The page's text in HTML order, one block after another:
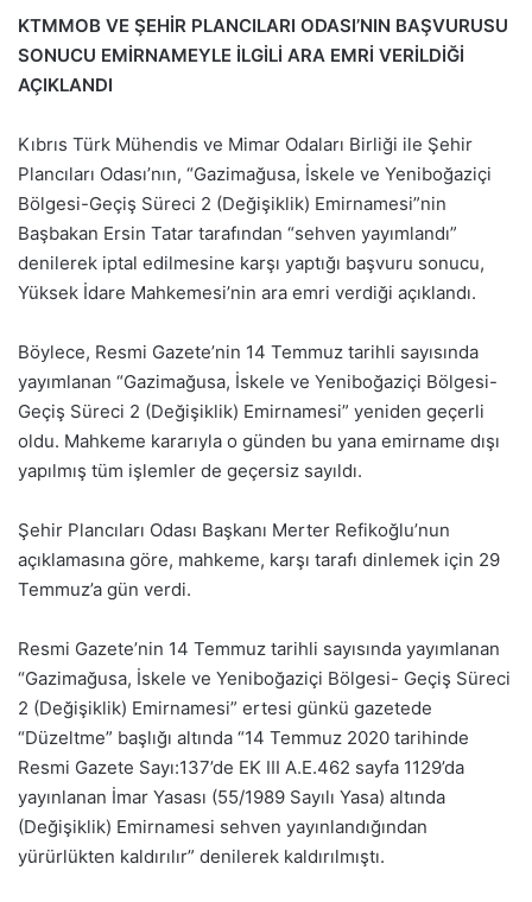
KTMMOB VE ŞEHİR PLANCILARI ODASI’NIN BAŞVURUSU
SONUCU EMİRNAMEYLE İLGİLİ ARA EMRİ VERİLDİĞİ
AÇIKLANDI
Kıbrıs Türk Mühendis ve Mimar Odaları Birliği ile Şehir
Plancıları Odası’nın, “Gazimağusa, İskele ve Yeniboğaziçi
Bölgesi-Geçiş Süreci 2 (Değişiklik) Emirnamesi”nin
Başbakan Ersin Tatar tarafından “sehven yayımlandı”
denilerek iptal edilmesine karşı yaptığı başvuru sonucu,
Yüksek İdare Mahkemesi’nin ara emri verdiği açıklandı.
Böylece, Resmi Gazete’nin 14 Temmuz tarihli sayısında
yayımlanan “Gazimağusa, İskele ve Yeniboğaziçi Bölgesi-
Geçiş Süreci 2 (Değişiklik) Emirnamesi” yeniden geçerli
oldu. Mahkeme kararıyla o günden bu yana emirname dışı
yapılmış tüm işlemler de geçersiz sayıldı.
Şehir Plancıları Odası Başkanı Merter Refikoğlu’nun
açıklamasına göre, mahkeme, karşı tarafı dinlemek için 29
Temmuz’a gün verdi.
Resmi Gazete’nin 14 Temmuz tarihli sayısında yayımlanan
“Gazimağusa, İskele ve Yeniboğaziçi Bölgesi- Geçiş Süreci
2 (Değişiklik) Emirnamesi” ertesi günkü gazetede
“Düzeltme” başlığı altında “14 Temmuz 2020 tarihinde
Resmi Gazete Sayı:137’de EK III A.E.462 sayfa 1129’da
yayınlanan İmar Yasası (55/1989 Sayılı Yasa) altında
(Değişiklik) Emirnamesi sehven yayınlandığından
yürürlükten kaldırılır” denilerek kaldırılmıştı.